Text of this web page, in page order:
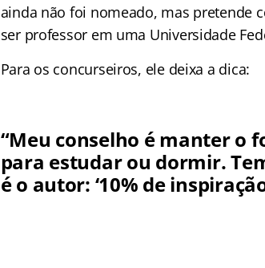
ainda não foi nomeado, mas pretende
ser professor em uma Universidade
Para os concurseiros, ele deixa a dica:
“Meu conselho é manter o
para estudar ou dormir.
é o autor: ‘10% de